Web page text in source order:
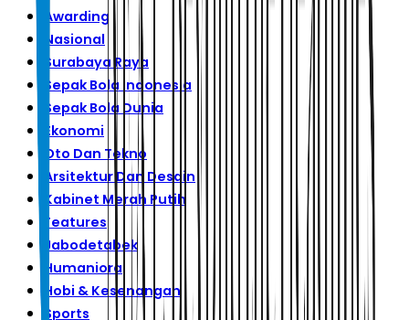
Awarding
Nasional
Surabaya Raya
Sepak Bola Indonesia
Sepak Bola Dunia
Ekonomi
Oto Dan Tekno
Arsitektur Dan Desain
Kabinet Merah Putih
Features
Jabodetabek
Humaniora
Hobi & Kesenangan
Sports